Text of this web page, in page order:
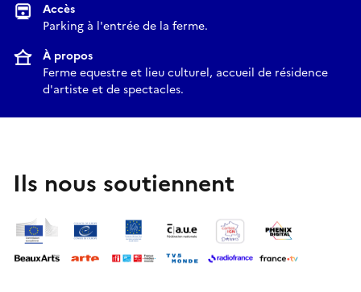
Accès
Parking à l'entrée de la ferme.
À propos
Ferme equestre et lieu culturel, accueil de résidence
d'artiste et de spectacles.
Ils nous soutiennent